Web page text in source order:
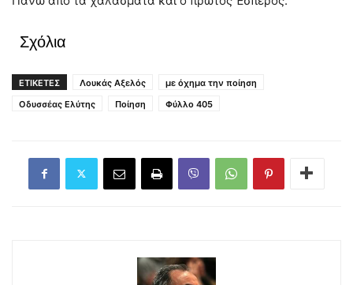
Σχόλια
ΕΤΙΚΕΤΕΣ Λουκάς Αξελός
με όχημα την ποίηση
Οδυσσέας Ελύτης
Ποίηση Φύλλο 405